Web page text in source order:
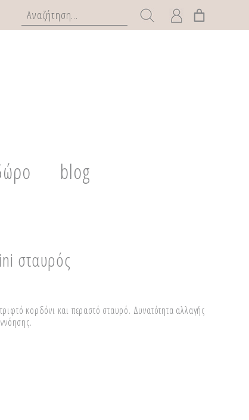
blog
σταυρός
κορδόνι και περαστό σταυρό. Δυνατότητα αλλαγής